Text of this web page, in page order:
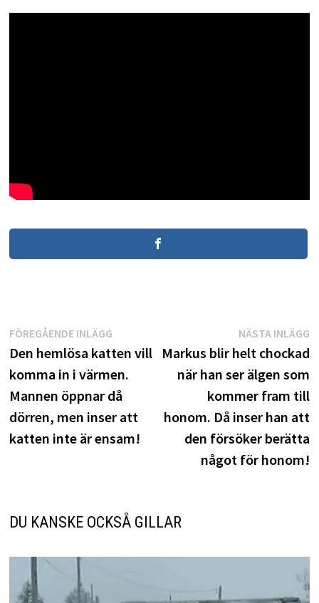
Inläggsnavigering
FÖREGÅENDE INLÄGGFöregående
inlägg:
Den hemlösa katten vill
komma in i värmen.
Mannen öppnar då
dörren, men inser att
katten inte är ensam!
NÄSTA INLÄGG
Markus blir helt chockad
när han ser älgen som
kommer fram till
honom. Då inser han att
den försöker berätta
något för honom!
DU KANSKE OCKSÅ GILLAR